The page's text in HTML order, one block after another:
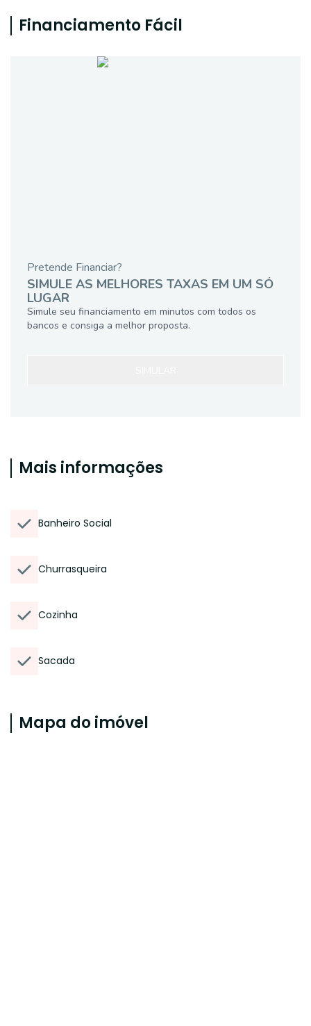
Financiamento Fácil
Pretende Financiar?
SIMULE AS MELHORES TAXAS EM UM SÓ
LUGAR
Simule seu financiamento em minutos com todos os
bancos e consiga a melhor proposta.
Mais informações
Banheiro Social
Churrasqueira
Cozinha
Sacada
Mapa do imóvel